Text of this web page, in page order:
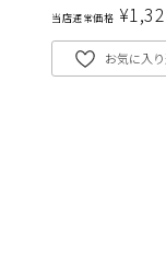
当店通常価格 ¥
お気に入